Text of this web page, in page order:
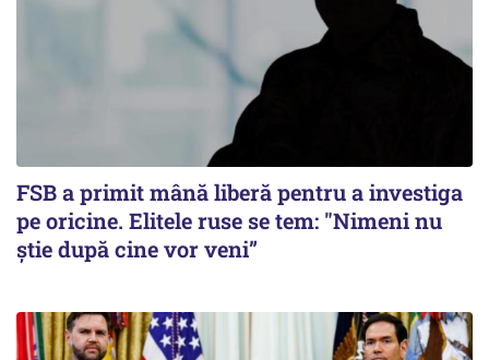
FSB a primit mână liberă pentru a investiga
pe oricine. Elitele ruse se tem: "Nimeni nu
știe după cine vor veni”